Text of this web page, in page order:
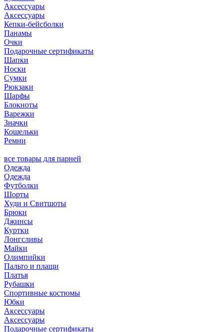
Аксессуары
Аксессуары
Кепки-бейсболки
Панамы
Очки
Подарочные сертификаты
Шапки
Носки
Сумки
Рюкзаки
Шарфы
Блокноты
Варежки
Значки
Кошельки
Ремни
все товары для парней
Одежда
Одежда
Футболки
Шорты
Худи и Свитшоты
Брюки
Джинсы
Куртки
Лонгсливы
Майки
Олимпийки
Пальто и плащи
Платья
Рубашки
Спортивные костюмы
Юбки
Аксессуары
Аксессуары
Подарочные сертификаты